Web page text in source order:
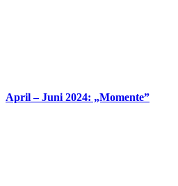
April – Juni 2024: „Momen­te”